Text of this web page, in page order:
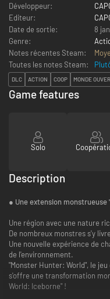
Développeur:
Editeur:
Date de sortie:
8
Genre:
Notes récentes Steam:
Toutes les notes Steam:
DLC ACTION COOP MONDE
Game features
Solo
Description
● Une extension
Une région avec une nature
De nombreux monstres s'y
Une nouvelle expérience de
de l'environnement.
"Monster Hunter: World", le
s'offre une transformation
World: Iceborne" !